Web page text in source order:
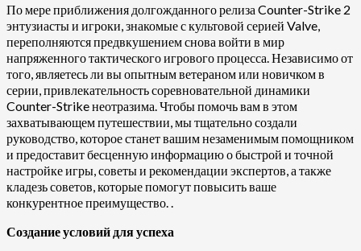
По мере приближения долгожданного релиза Counter-Strike 2
энтузиасты и игроки, знакомые с культовой серией Valve,
переполняются предвкушением снова войти в мир
напряженного тактического игрового процесса. Независимо от
того, являетесь ли вы опытным ветераном или новичком в
серии, привлекательность соревновательной динамики
Counter-Strike неотразима. Чтобы помочь вам в этом
захватывающем путешествии, мы тщательно создали
руководство, которое станет вашим незаменимым помощником
и предоставит бесценную информацию о быстрой и точной
настройке игры, советы и рекомендации экспертов, а также
кладезь советов, которые помогут повысить ваше
конкурентное преимущество. .
Создание условий для успеха